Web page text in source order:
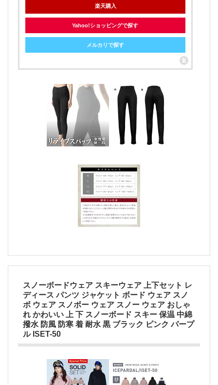
楽天購入
Yahoo!ショッピングで探す
メルカリで探す
スノーボードウェア スキーウェア 上下セット レ
ディース パンツ ジャケット ボード ウェア スノ
ボ ウェア スノボー ウェア スノー ウェア おしゃ
れ かわいい 上 下 スノーボード スキー 保温 中綿
撥水 防風 防寒 着 耐水 黒 ブラック ピンク パープ
ル ISET-50